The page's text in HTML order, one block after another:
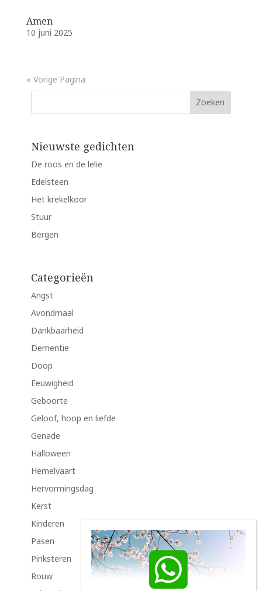
Amen
10 juni 2025
« Vorige Pagina
Nieuwste gedichten
De roos en de lelie
Edelsteen
Het krekelkoor
Stuur
Bergen
Categorieën
Angst
Avondmaal
Dankbaarheid
Dementie
Doop
Eeuwigheid
Geboorte
Geloof, hoop en liefde
Genade
Halloween
Hemelvaart
Hervormingsdag
Kerst
Kinderen
Pasen
Pinksteren
Rouw